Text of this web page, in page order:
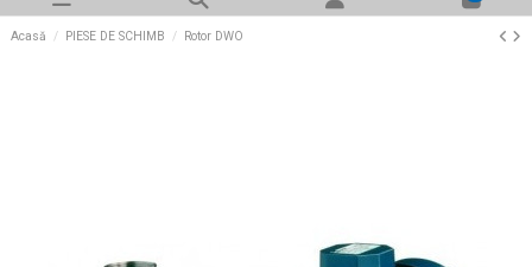
Acasă PIESE DE SCHIMB Rotor DWO